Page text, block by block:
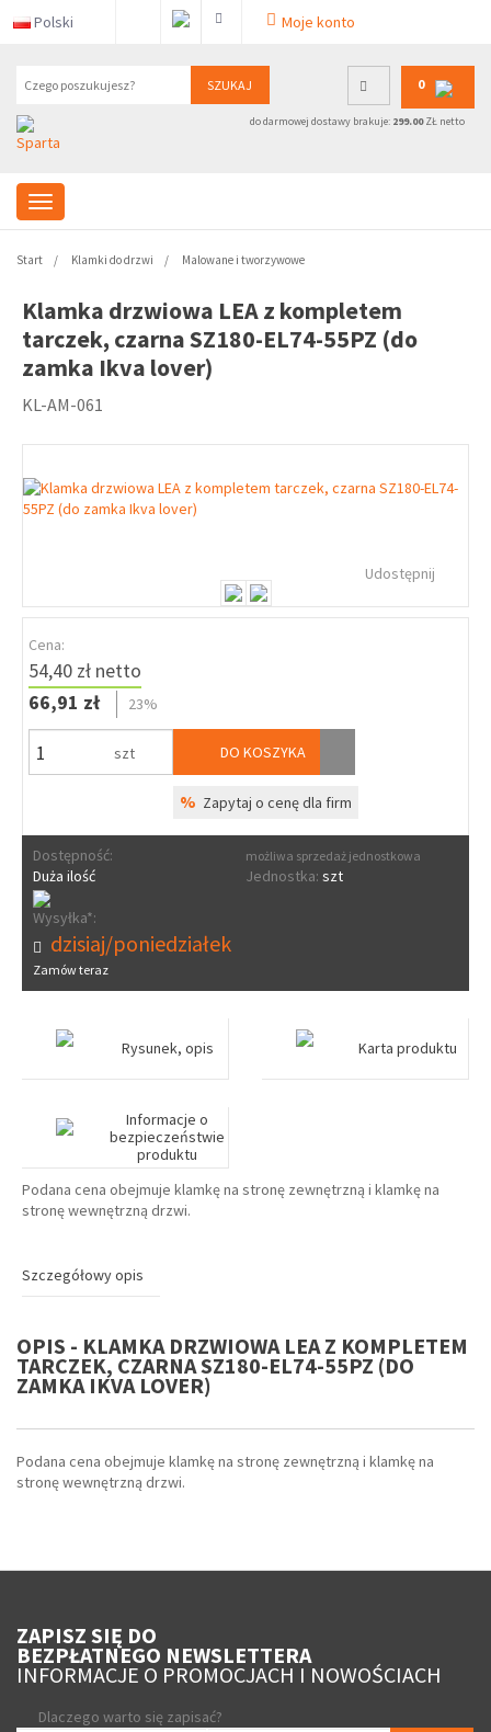
Polski Moje konto
SZUKAJ 0
do darmowej dostawy brakuje: 299.00ZŁ netto
Start Klamki do drzwi Malowane i tworzywowe
Klamka drzwiowa LEA z kompletem
tarczek, czarna SZ180-EL74-55PZ (do
zamka Ikva lover)
KL-AM-061
Udostępnij
Cena:
54,40 zł netto
66,91 zł
23%
szt DO KOSZYKA
% Zapytaj o cenę dla firm
Dostępność:
Duża ilość
możliwa sprzedaż jednostkowa
Jednostka: szt
Wysyłka*:
dzisiaj/poniedziałek
Zamów teraz
Rysunek, opis Karta produktu
Informacje o
bezpieczeństwie
produktu
Podana cena obejmuje klamkę na stronę zewnętrzną i klamkę na
stronę wewnętrzną drzwi.
Szczegółowy opis
OPIS - KLAMKA DRZWIOWA LEA Z KOMPLETEM
TARCZEK, CZARNA SZ180-EL74-55PZ (DO
ZAMKA IKVA LOVER)
Podana cena obejmuje klamkę na stronę zewnętrzną i klamkę na
stronę wewnętrzną drzwi.
ZAPISZ SIĘ DO
BEZPŁATNEGO NEWSLETTERA
INFORMACJE O PROMOCJACH I NOWOŚCIACH
Dlaczego warto się zapisać?